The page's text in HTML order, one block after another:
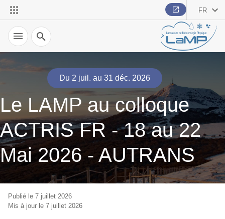
FR
Recherche
Du 2 juil. au 31 déc. 2026
Le LAMP au colloque
ACTRIS FR - 18 au 22
Mai 2026 - AUTRANS
Publié le 7 juillet 2026
Mis à jour le 7 juillet 2026